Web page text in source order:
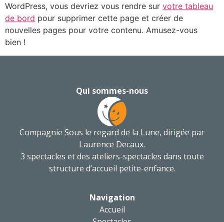
WordPress, vous devriez vous rendre sur votre tableau
de bord pour supprimer cette page et créer de
nouvelles pages pour votre contenu. Amusez-vous
bien !
Qui sommes-nous
Compagnie Sous le regard de la Lune, dirigée par
Laurence Decaux.
3 spectacles et des ateliers-spectacles dans toute
structure d’accueil petite-enfance.
Navigation
Accueil